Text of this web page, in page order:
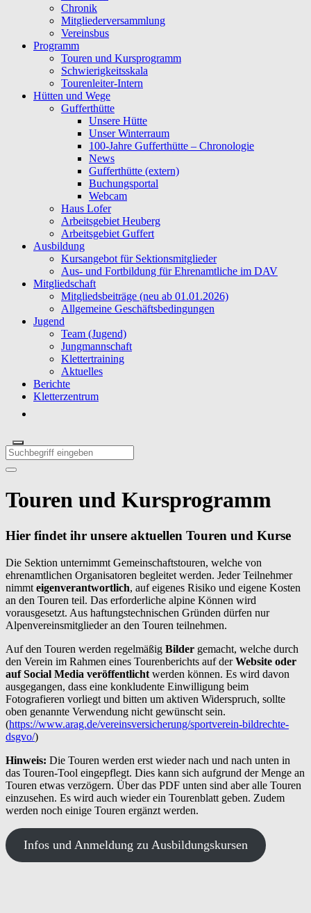
Chronik
Mitgliederversammlung
Vereinsbus
Programm
Touren und Kursprogramm
Schwierigkeitsskala
Tourenleiter-Intern
Hütten und Wege
Gufferthütte
Unsere Hütte
Unser Winterraum
100-Jahre Gufferthütte – Chronologie
News
Gufferthütte (extern)
Buchungsportal
Webcam
Haus Lofer
Arbeitsgebiet Heuberg
Arbeitsgebiet Guffert
Ausbildung
Kursangebot für Sektionsmitglieder
Aus- und Fortbildung für Ehrenamtliche im DAV
Mitgliedschaft
Mitgliedsbeiträge (neu ab 01.01.2026)
Allgemeine Geschäftsbedingungen
Jugend
Team (Jugend)
Jungmannschaft
Klettertraining
Aktuelles
Berichte
Kletterzentrum
Touren und Kursprogramm
Hier findet ihr unsere aktuellen Touren und Kurse
Die Sektion unternimmt Gemeinschaftstouren, welche von
ehrenamtlichen Organisatoren begleitet werden. Jeder Teilnehmer
nimmt eigenverantwortlich, auf eigenes Risiko und eigene Kosten
an den Touren teil. Das erforderliche alpine Können wird
vorausgesetzt. Aus haftungstechnischen Gründen dürfen nur
Alpenvereinsmitglieder an den Touren teilnehmen.
Auf den Touren werden regelmäßig Bilder gemacht, welche durch
den Verein im Rahmen eines Tourenberichts auf derWebsite oder
auf Social Media veröffentlicht werden können. Es wird davon
ausgegangen, dass eine konkludente Einwilligung beim
Fotografieren vorliegt und bitten um aktiven Widerspruch, sollte
oben genannte Verwendung nicht gewünscht sein.
(https://www.arag.de/vereinsversicherung/sportverein-bildrechte-
dsgvo/)
Hinweis: Die Touren werden erst wieder nach und nach unten in
das Touren-Tool eingepflegt. Dies kann sich aufgrund der Menge an
Touren etwas verzögern. Über das PDF unten sind aber alle Touren
einzusehen. Es wird auch wieder ein Tourenblatt geben. Zudem
werden noch einige Touren ergänzt werden.
Infos und Anmeldung zu Ausbildungskursen